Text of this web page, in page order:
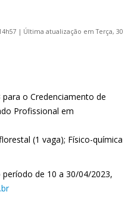
| Última atualização em Terça, 30
para o Credenciamento de
Profissional em
(1 vaga); Físico-química
de 10 a 30/04/2023,